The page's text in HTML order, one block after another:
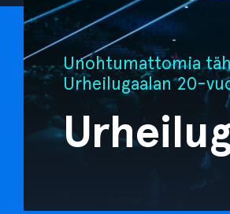
Unohtumattomia
Urheilugaalan 20-